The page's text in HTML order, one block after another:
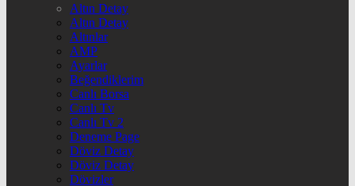
Altın Detay
Altın Detay
Altınlar
AMP
Ayarlar
Beğendiklerim
Canlı Borsa
Canlı Tv
Canlı Tv 2
Deneme Page
Döviz Detay
Döviz Detay
Dövizler